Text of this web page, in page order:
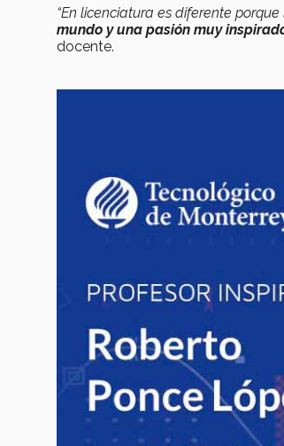
“En licenciatura es diferente
mundo y una pasión muy
docente.